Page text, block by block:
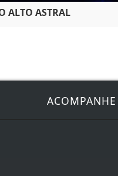
ALTO ASTRAL
ACOMPANHE